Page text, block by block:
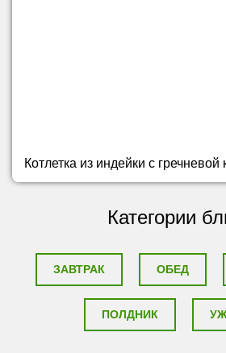
Котлетка из индейки с гречневой
Категории
ЗАВТРАК ОБЕД
ПОЛДНИК